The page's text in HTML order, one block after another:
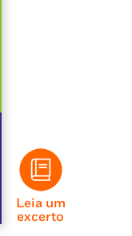
Leia um
excerto